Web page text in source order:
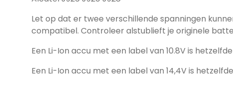
Let op dat er twee verschillende spanningen
compatibel. Controleer alstublieft je originele
Een Li-Ion accu met een label van 10.8V is
Een Li-Ion accu met een label van 14,4V is